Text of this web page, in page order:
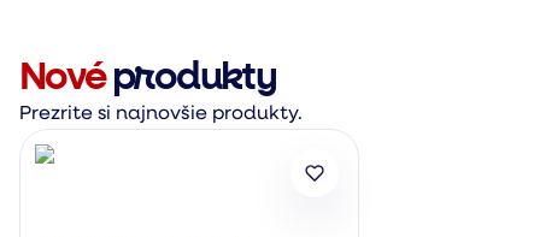
Novéprodukty
Prezrite si najnovšie produkty.